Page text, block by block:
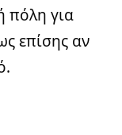
πόλη για
επίσης αν